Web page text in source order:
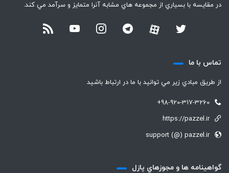
در مقايسه با بسياري از مجموعه هاي مشابه آنرا متمايز و سرآمد مي كند.
تماس با ما
از طريق مبادي زير مي توانيد با ما در ارتباط باشيد
+98-920-317-3260
https://pazzel.ir
support (@) pazzel.ir
گواهينامه ها و مجوزهاي پازل